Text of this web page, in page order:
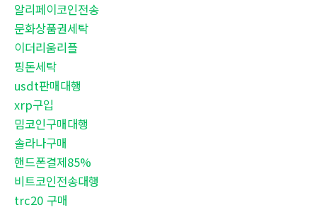
알리페이코인전송
문화상품권세탁
이더리움리플
핑돈세탁
usdt판매대행
xrp구입
밈코인구매대행
솔라나구매
핸드폰결제85%
비트코인전송대행
trc20 구매